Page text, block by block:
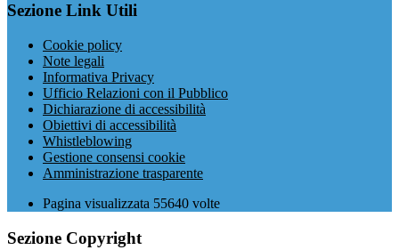
Sezione Link Utili
Cookie policy
Note legali
Informativa Privacy
Ufficio Relazioni con il Pubblico
Dichiarazione di accessibilità
Obiettivi di accessibilità
Whistleblowing
Gestione consensi cookie
Amministrazione trasparente
Pagina visualizzata 55640 volte
Sezione Copyright